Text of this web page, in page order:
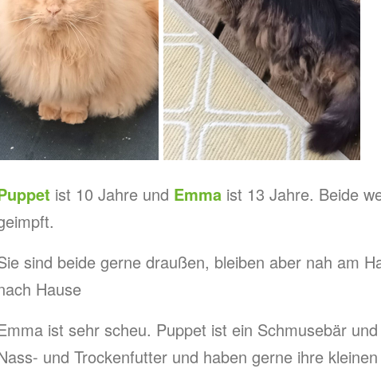
ist 10 Jahre und Emmaist 13 Jahre. Beide
sind beide gerne draußen, bleiben aber nah am
Hause
ist sehr scheu. Puppet ist ein Schmusebär
und Trockenfutter und haben gerne ihre